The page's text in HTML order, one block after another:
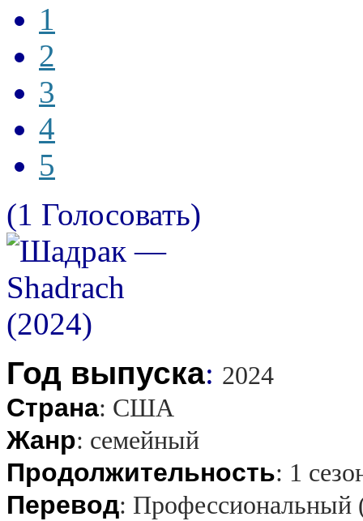
1
2
3
4
5
(1 Голосовать)
Год выпуска: 2024
Страна: США
Жанр: семейный
Продолжительность: 1
Перевод: Профессиональный